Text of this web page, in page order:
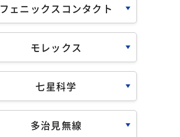
フェニックスコンタクト
モレックス
七星科学
多治見無線